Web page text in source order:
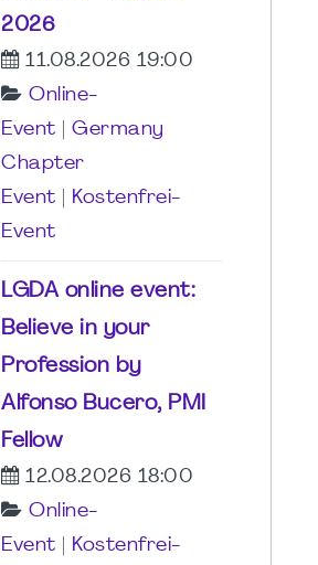
2026
11.08.2026 19:00
Online-
Event
Germany
Chapter
Event
Kostenfrei-
Event
LGDA online event:
Believe in your
Profession by
Alfonso Bucero, PMI
Fellow
12.08.2026 18:00
Online-
Event
Kostenfrei-